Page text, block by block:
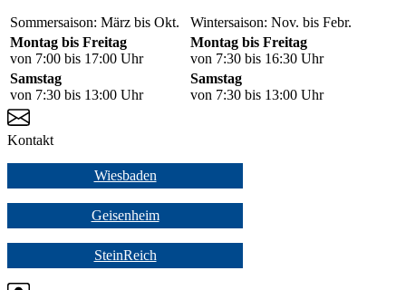
Sommersaison: März bis Okt.
Wintersaison: Nov. bis Febr.
Montag bis Freitag
von 7:00 bis 17:00 Uhr
Montag bis Freitag
von 7:30 bis 16:30 Uhr
Samstag
von 7:30 bis 13:00 Uhr
Samstag
von 7:30 bis 13:00 Uhr
Kontakt
Wiesbaden
Geisenheim
SteinReich